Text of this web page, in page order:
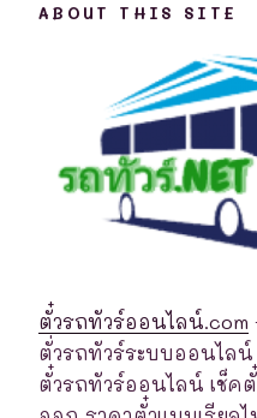
ABOUT THIS SITE
ตั๋วรถทัวร์ออนไลน์.com
ตั่วรถทัวร์ระบบออนไล
ตั๋วรถทัวร์ออนไลน์ เช็ค